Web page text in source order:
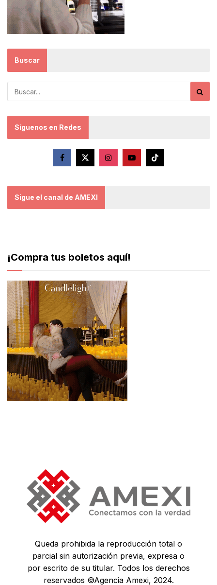
Buscar
Síguenos en Redes
Sigue el canal de AMEXI
¡Compra tus boletos aquí!
Queda prohibida la reproducción total o
parcial sin autorización previa, expresa o
por escrito de su titular. Todos los derechos
reservados ©Agencia Amexi, 2024.